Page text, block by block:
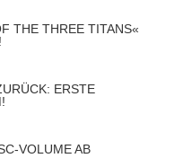
THE THREE TITANS«
ERSTE
VOLUME AB